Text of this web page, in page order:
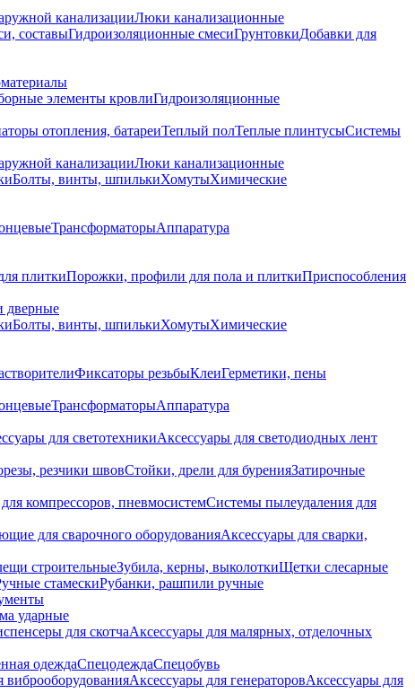
канализацииЛюки канализационные
составыГидроизоляционные смесиГрунтовкиДобавки для
элементы кровлиГидроизоляционные
отопления, батареиТеплый полТеплые плинтусыСистемы
канализацииЛюки канализационные
Болты, винты, шпилькиХомутыХимические
ТрансформаторыАппаратура
плиткиПорожки, профили для пола и плиткиПриспособления
дверные
Болты, винты, шпилькиХомутыХимические
Фиксаторы резьбыКлеиГерметики, пены
ТрансформаторыАппаратура
для светотехникиАксессуары для светодиодных лент
резчики швовСтойки, дрели для буренияЗатирочные
компрессоров, пневмосистемСистемы пылеудаления для
для сварочного оборудованияАксессуары для сварки,
строительныеЗубила, керны, выколоткиЩетки слесарные
стамескиРубанки, рашпили ручные
ударные
для скотчаАксессуары для малярных, отделочных
одеждаСпецодеждаСпецобувь
виброоборудованияАксессуары для генераторовАксессуары для